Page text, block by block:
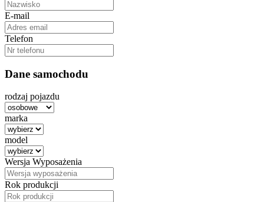
E-mail
Telefon
Dane samochodu
rodzaj pojazdu
marka
model
Wersja Wyposażenia
Rok produkcji